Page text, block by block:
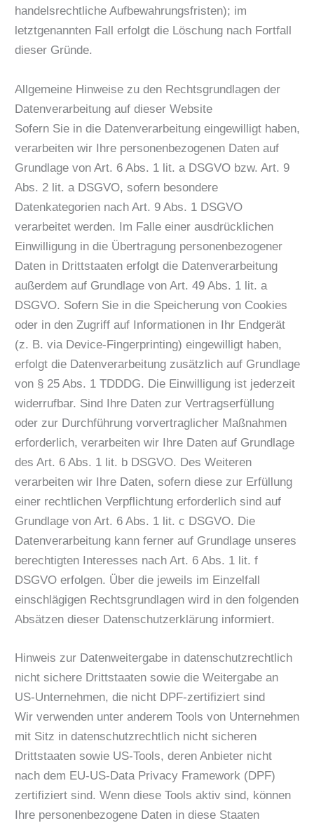
handelsrechtliche Aufbewahrungsfristen); im
letztgenannten Fall erfolgt die Löschung nach Fortfall
dieser Gründe.
Allgemeine Hinweise zu den Rechtsgrundlagen der
Datenverarbeitung auf dieser Website
Sofern Sie in die Datenverarbeitung eingewilligt haben,
verarbeiten wir Ihre personenbezogenen Daten auf
Grundlage von Art. 6 Abs. 1 lit. a DSGVO bzw. Art. 9
Abs. 2 lit. a DSGVO, sofern besondere
Datenkategorien nach Art. 9 Abs. 1 DSGVO
verarbeitet werden. Im Falle einer ausdrücklichen
Einwilligung in die Übertragung personenbezogener
Daten in Drittstaaten erfolgt die Datenverarbeitung
außerdem auf Grundlage von Art. 49 Abs. 1 lit. a
DSGVO. Sofern Sie in die Speicherung von Cookies
oder in den Zugriff auf Informationen in Ihr Endgerät
(z. B. via Device-Fingerprinting) eingewilligt haben,
erfolgt die Datenverarbeitung zusätzlich auf Grundlage
von § 25 Abs. 1 TDDDG. Die Einwilligung ist jederzeit
widerrufbar. Sind Ihre Daten zur Vertragserfüllung
oder zur Durchführung vorvertraglicher Maßnahmen
erforderlich, verarbeiten wir Ihre Daten auf Grundlage
des Art. 6 Abs. 1 lit. b DSGVO. Des Weiteren
verarbeiten wir Ihre Daten, sofern diese zur Erfüllung
einer rechtlichen Verpflichtung erforderlich sind auf
Grundlage von Art. 6 Abs. 1 lit. c DSGVO. Die
Datenverarbeitung kann ferner auf Grundlage unseres
berechtigten Interesses nach Art. 6 Abs. 1 lit. f
DSGVO erfolgen. Über die jeweils im Einzelfall
einschlägigen Rechtsgrundlagen wird in den folgenden
Absätzen dieser Datenschutzerklärung informiert.
Hinweis zur Datenweitergabe in datenschutzrechtlich
nicht sichere Drittstaaten sowie die Weitergabe an
US-Unternehmen, die nicht DPF-zertifiziert sind
Wir verwenden unter anderem Tools von Unternehmen
mit Sitz in datenschutzrechtlich nicht sicheren
Drittstaaten sowie US-Tools, deren Anbieter nicht
nach dem EU-US-Data Privacy Framework (DPF)
zertifiziert sind. Wenn diese Tools aktiv sind, können
Ihre personenbezogene Daten in diese Staaten